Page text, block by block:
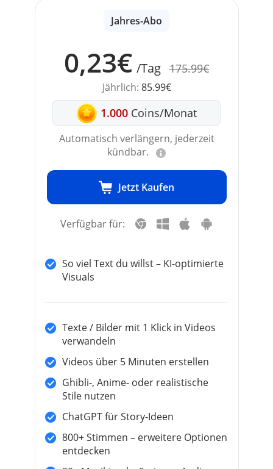
Jahres-Abo
0,23€ /Tag 175.99€
Jährlich: 85.99€
1.000Coins/Monat
Automatisch verlängern, jederzeit
kündbar.
Jetzt Kaufen
Verfügbar für:
So viel Text du willst – KI-optimierte
Visuals
Texte / Bilder mit 1 Klick in Videos
verwandeln
Videos über 5 Minuten erstellen
Ghibli-, Anime- oder realistische
Stile nutzen
ChatGPT für Story-Ideen
800+ Stimmen – erweitere Optionen
entdecken